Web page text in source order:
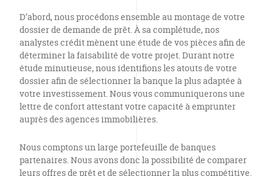
D’abord, nous procédons ensemble au montage de votre
dossier de demande de prêt. À sa complétude, nos
analystes crédit mènent une étude de vos pièces afin de
déterminer la faisabilité de votre projet. Durant notre
étude minutieuse, nous identifions les atouts de votre
dossier afin de sélectionner la banque la plus adaptée à
votre investissement. Nous vous communiquerons une
lettre de confort attestant votre capacité à emprunter
auprès des agences immobilières.
Nous comptons un large portefeuille de banques
partenaires. Nous avons donc la possibilité de comparer
leurs offres de prêt et de sélectionner la plus compétitive.